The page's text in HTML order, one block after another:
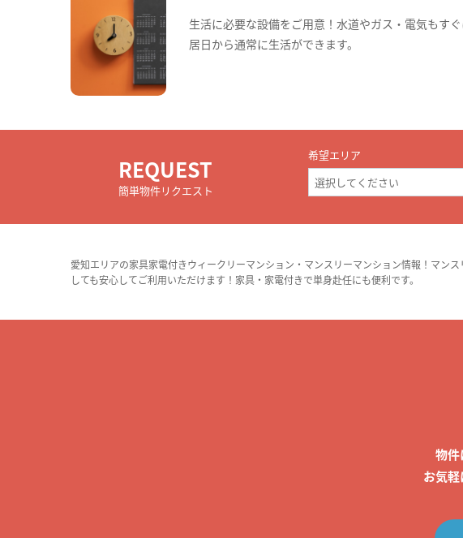
生活に必要な設備をご用意！水道やガス・電気もす
居日から通常に生活ができます。
REQUEST
簡単物件リクエスト
希望エリア
愛知エリアの家具家電付きウィークリーマンション・マンスリーマンション情報！マン
しても安心してご利用いただけます！家具・家電付きで単身赴任にも便利です。
物件
お気軽